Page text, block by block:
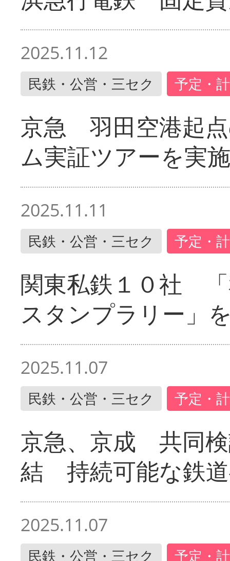
2025.11.12
民鉄・公営・三セク 予定・
京急 羽田空港起
ム実証ツアーを実施
2025.11.11
民鉄・公営・三セク 予定・
関東私鉄１０社
スタンプラリー」
2025.11.07
民鉄・公営・三セク 予定・
京急、京成 共同
結 持続可能な鉄
2025.11.07
民鉄・公営・三セク 予定・